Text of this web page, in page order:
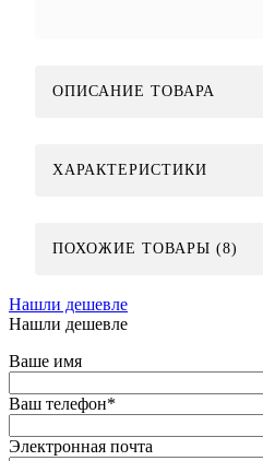
ОПИСАНИЕ ТОВАРА
ХАРАКТЕРИСТИКИ
ПОХОЖИЕ ТОВАРЫ (8)
Нашли дешевле
Нашли дешевле
Ваше имя
Ваш телефон*
Электронная почта